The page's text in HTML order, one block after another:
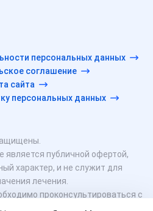
персональных данных
соглашение
сайта
персональных данных
является публичной офертой,
характер, и не служит для
лечения.
проконсультироваться с